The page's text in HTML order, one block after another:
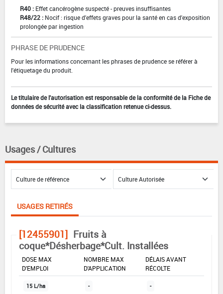
R40 : Effet cancérogène suspecté - preuves insuffisantes
R48/22 : Nocif : risque d'effets graves pour la santé en cas d'exposition
prolongée par ingestion
PHRASE DE PRUDENCE
Pour les informations concernant les phrases de prudence se référer à
l'étiquetage du produit.
Le titulaire de l'autorisation est responsable de la conformité de la Fiche de
données de sécurité avec la classification retenue ci-dessus.
Usages / Cultures
USAGES RETIRÉS
[12455901] Fruits à
coque*Désherbage*Cult. Installées
DOSE MAX
D'EMPLOI
NOMBRE MAX
D'APPLICATION
DÉLAIS AVANT
RÉCOLTE
15 L/ha - -